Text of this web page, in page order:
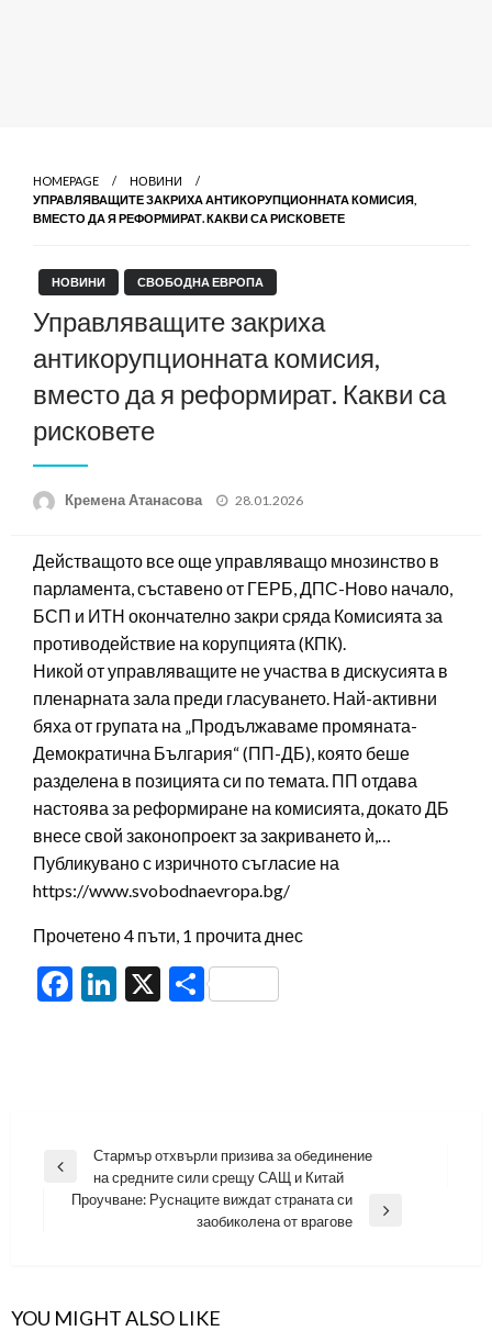
HOMEPAGE
НОВИНИ
УПРАВЛЯВАЩИТЕ ЗАКРИХА АНТИКОРУПЦИОННАТА КОМИСИЯ,
ВМЕСТО ДА Я РЕФОРМИРАТ. КАКВИ СА РИСКОВЕТЕ
НОВИНИ СВОБОДНА ЕВРОПА
Управляващите закриха
антикорупционната комисия,
вместо да я реформират. Какви са
рисковете
Кремена Атанасова
Posted
28.01.2026
Действащото все още управляващо мнозинство в
парламента, съставено от ГЕРБ, ДПС-Ново начало,
БСП и ИТН окончателно закри сряда Комисията за
противодействие на корупцията (КПК).
Никой от управляващите не участва в дискусията в
пленарната зала преди гласуването. Най-активни
бяха от групата на „Продължаваме промяната-
Демократична България“ (ПП-ДБ), която беше
разделена в позицията си по темата. ПП отдава
настоява за реформиране на комисията, докато ДБ
внесе свой законопроект за закриването ѝ,…
Публикувано с изричното съгласие на
https://www.svobodnaevropa.bg/
Прочетено 4 пъти, 1 прочита днес
Facebook
LinkedIn
X Share
Навигация
Previous
Стармър отхвърли призива за обединение
на средните сили срещу САЩ и Китай
Проучване: Руснаците виждат страната си
заобиколена от врагове
YOU MIGHT ALSO LIKE